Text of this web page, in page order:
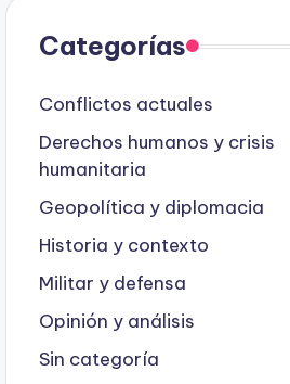
Categorías
Conflictos actuales
Derechos humanos y crisis
humanitaria
Geopolítica y diplomacia
Historia y contexto
Militar y defensa
Opinión y análisis
Sin categoría